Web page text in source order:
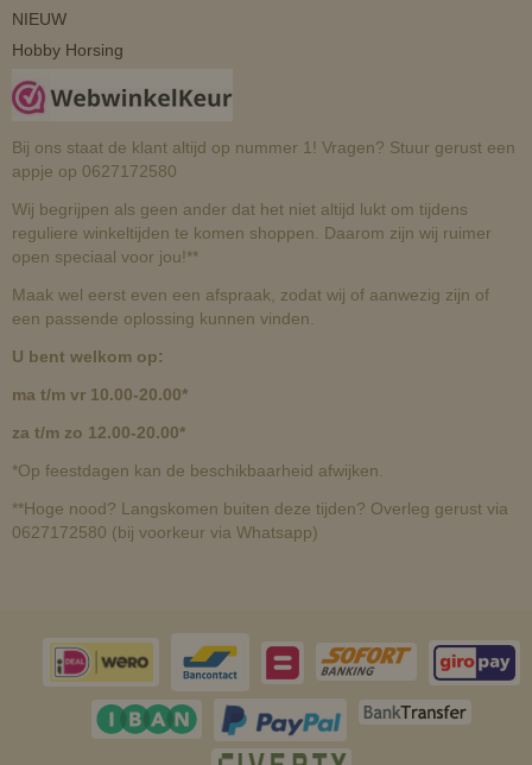
NIEUW
Hobby Horsing
Bij ons staat de klant altijd op nummer 1! Vragen? Stuur gerust een
appje op 0627172580
Wij begrijpen als geen ander dat het niet altijd lukt om tijdens
reguliere winkeltijden te komen shoppen. Daarom zijn wij ruimer
open speciaal voor jou!**
Maak wel eerst even een afspraak, zodat wij of aanwezig zijn of
een passende oplossing kunnen vinden.
U bent welkom op:
ma t/m vr 10.00-20.00*
za t/m zo 12.00-20.00*
*Op feestdagen kan de beschikbaarheid afwijken.
**Hoge nood? Langskomen buiten deze tijden? Overleg gerust via
0627172580 (bij voorkeur via Whatsapp)